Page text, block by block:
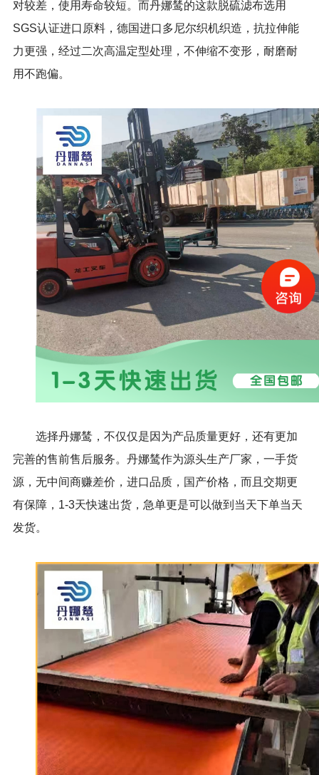
对较差，使用寿命较短。而丹娜鸶的这款脱硫滤布选用
SGS认证进口原料，德国进口多尼尔织机织造，抗拉伸能
力更强，经过二次高温定型处理，不伸缩不变形，耐磨耐
用不跑偏。
选择丹娜鸶，不仅仅是因为产品质量更好，还有更加
完善的售前售后服务。丹娜鸶作为源头生产厂家，一手货
源，无中间商赚差价，进口品质，国产价格，而且交期更
有保障，1-3天快速出货，急单更是可以做到当天下单当天
发货。